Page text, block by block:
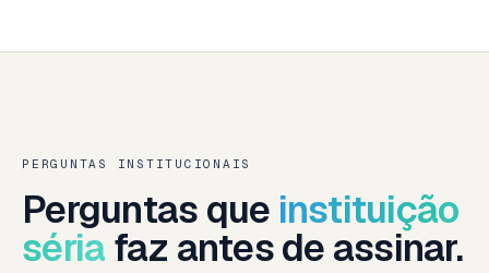
PERGUNTAS INSTITUCIONAIS
Perguntas que instituição
séria faz antes de assinar.